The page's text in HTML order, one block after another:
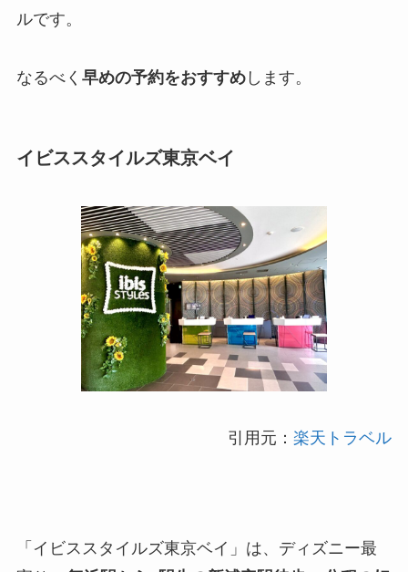
ルです。
なるべく 早めの予約をおすすめします。
イビススタイルズ東京ベイ
引用元：楽天トラベル
「イビススタイルズ東京ベイ」は、ディズニー最